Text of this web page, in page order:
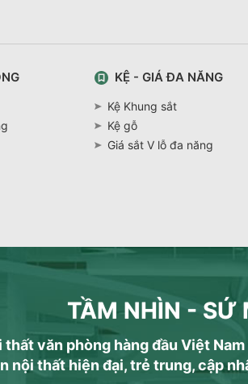
KỆ - GIÁ ĐA NĂNG
Kệ Khung sắt
Kệ gỗ
Giá sắt V lỗ đa năng
TẦM NHÌN - SỨ
văn phòng hàng đầu Việt
nội thất hiện đại, trẻ trung, cập